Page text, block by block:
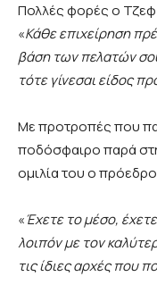
Πολλές φορές ο
«Κάθε επιχείρηση
βάση των πελατών
τότε γίνεσαι είδος
Με προτροπές που
ποδόσφαιρο παρά
ομιλία του ο
«Έχετε το μέσο,
λοιπόν με τον
τις ίδιες αρχές που